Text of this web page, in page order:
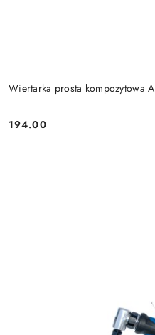
Wiertarka prosta kompozytowa
Cena:
194.00